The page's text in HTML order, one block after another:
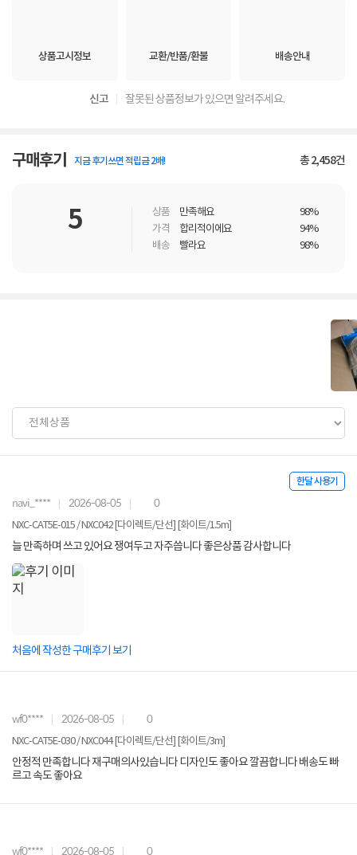
상품고시정보 교환/반품/환불 배송안내
신고 잘못된 상품정보가 있으면 알려주세요.
구매후기 지금 후기쓰면 적립금 2배! 총2,458건
5 상품 만족해요
98%
가격
합리적이에요
94%
배송
빨라요 98%
한달 사용기
navi_**** 2026-08-05 0
NXC-CAT5E-015 / NXC042 [다이렉트/단선] [화이트/1.5m]
늘 만족하며 쓰고 있어요 쟁여두고 자주씁니다 좋은상품 감사합니다
처음에 작성한 구매후기 보기
wf0**** 2026-08-05 0
NXC-CAT5E-030 / NXC044 [다이렉트/단선] [화이트/3m]
안정적 만족합니다 재구매의사있습니다 디자인도 좋아요 깔끔합니다 배송도 빠
르고 속도 좋아요
wf0**** 2026-08-05 0